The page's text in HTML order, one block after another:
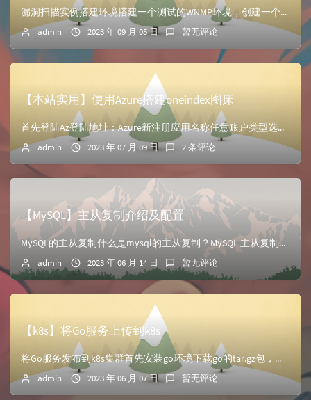
漏洞扫描实例搭建环境搭建一个测试的WNMP环境，创建一个首页安装Nessus漏洞扫描软件运行Nessus Web Client，输入用户名和密码，点击co...
admin 2023 年 09 月 05 日 暂无评论
【本站实用】使用Azure搭建oneindex图床
首先登陆Az登陆地址：Azure新注册应用名称任意账户类型选择任何组织类型（无特殊情况下选择第三个选项）重定向URL添加你的oneindex的地址（带协议...
admin 2023 年 07 月 09 日 2 条评论
【MySQL】主从复制介绍及配置
MySQL的主从复制什么是mysql的主从复制？MySQL 主从复制是指数据可以从一个MySQL数据库服务器主节点复制到一个或多个从节点。MySQL 默认...
admin 2023 年 06 月 14 日 暂无评论
【k8s】将Go服务上传到k8s
将Go服务发布到k8s集群首先安装go环境下载go的tar.gz包，可以前往阿里云镜像站go页面下载相应版本地址：https://mirrors.aliy...
admin 2023 年 06 月 07 日 暂无评论